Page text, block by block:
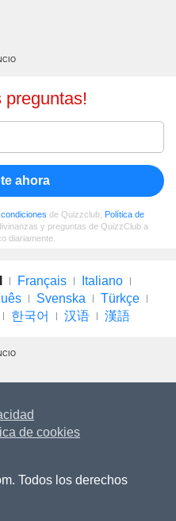
preguntas!
ahora
de Quizzclub, Política de
y preguntas de QuizzClub a
diariamente.
Français
Italiano
Svenska
Türkçe
한국어 汉语 漢語
de cookies
Todos los derechos